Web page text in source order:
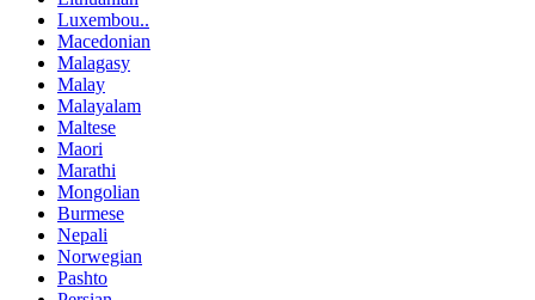
Luxembou..
Macedonian
Malagasy
Malay
Malayalam
Maltese
Maori
Marathi
Mongolian
Burmese
Nepali
Norwegian
Pashto